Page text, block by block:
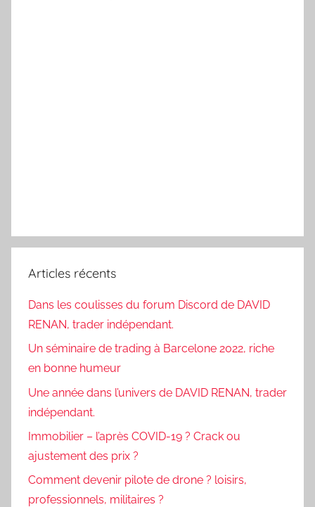
Articles récents
Dans les coulisses du forum Discord de DAVID
RENAN, trader indépendant.
Un séminaire de trading à Barcelone 2022, riche
en bonne humeur
Une année dans l’univers de DAVID RENAN, trader
indépendant.
Immobilier – l’après COVID-19 ? Crack ou
ajustement des prix ?
Comment devenir pilote de drone ? loisirs,
professionnels, militaires ?